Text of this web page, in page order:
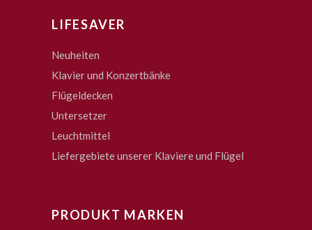
LIFESAVER
Neuheiten
Klavier und Konzertbänke
Flügeldecken
Untersetzer
Leuchtmittel
Liefergebiete unserer Klaviere und Flügel
PRODUKT MARKEN